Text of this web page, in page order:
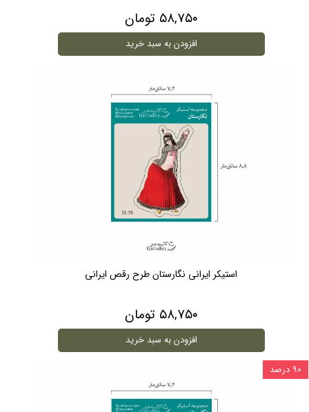
۵۸,۷۵۰ تومان
افزودن به سبد خرید
استیکر ایرانی نگارستان طرح رقص ایرانی
۵۸,۷۵۰ تومان
افزودن به سبد خرید
۹۰ درصد